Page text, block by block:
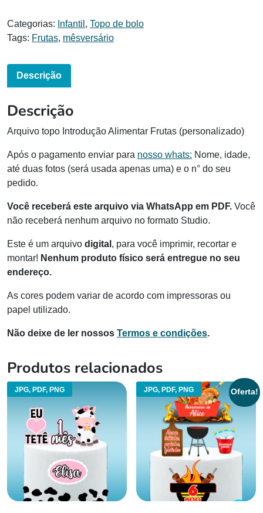
Categorias: Infantil , Topo de bolo
Tags: Frutas, mêsversário
Descrição
Descrição
Arquivo topo Introdução Alimentar Frutas (personalizado)
Após o pagamento enviar para nosso whats: Nome, idade,
até duas fotos (será usada apenas uma) e o n° do seu
pedido.
Você receberá este arquivo via WhatsApp em PDF. Você
não receberá nenhum arquivo no formato Studio.
Este é um arquivo digital , para você imprimir, recortar e
montar! Nenhum produto físico será entregue no seu
endereço.
As cores podem variar de acordo com impressoras ou
papel utilizado.
Não deixe de ler nossos Termos e condições.
Produtos relacionados
JPG, PDF, PNG JPG, PDF, PNG Oferta!